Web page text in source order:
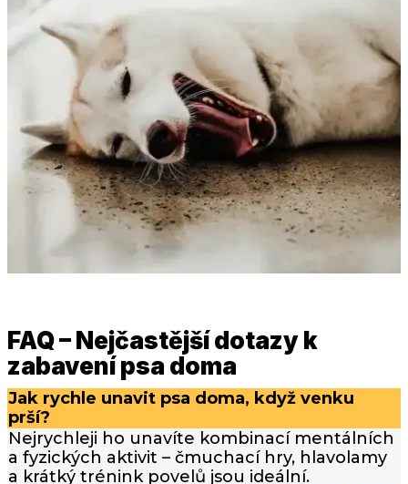
FAQ – Nejčastější dotazy k
zabavení psa doma
Jak rychle unavit psa doma, když venku
prší?
Nejrychleji ho unavíte kombinací mentálních
a fyzických aktivit – čmuchací hry, hlavolamy
a krátký trénink povelů jsou ideální.